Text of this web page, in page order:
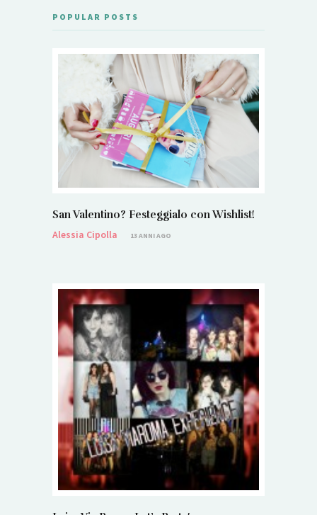
POPULAR POSTS
San Valentino? Festeggialo con Wishlist!
Alessia Cipolla
13 ANNI AGO